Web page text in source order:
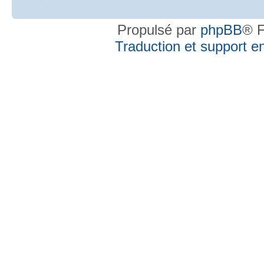
Propulsé par phpBB®
Traduction et support